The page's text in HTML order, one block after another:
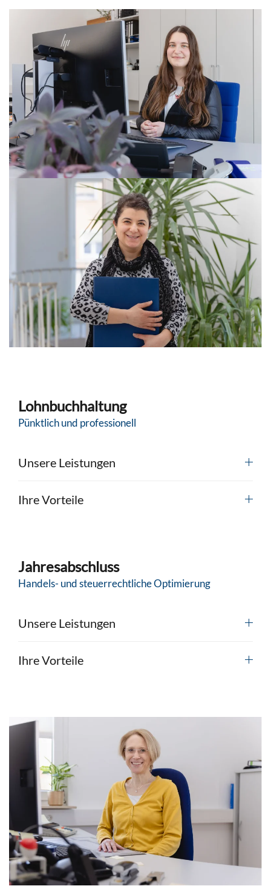
Lohnbuchhaltung
Pünktlich und professionell
Unsere Leistungen
Ihre Vorteile
Jahresabschluss
Handels- und steuerrechtliche Optimierung
Unsere Leistungen
Ihre Vorteile